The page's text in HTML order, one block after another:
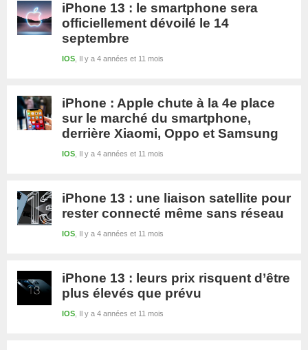
iPhone 13 : le smartphone sera
officiellement dévoilé le 14
septembre
Il y a 4 années et 11 mois
IOS
iPhone : Apple chute à la 4e place
sur le marché du smartphone,
derrière Xiaomi, Oppo et Samsung
Il y a 4 années et 11 mois
IOS
iPhone 13 : une liaison satellite pour
rester connecté même sans réseau
Il y a 4 années et 11 mois
IOS
iPhone 13 : leurs prix risquent d’être
plus élevés que prévu
Il y a 4 années et 11 mois
IOS